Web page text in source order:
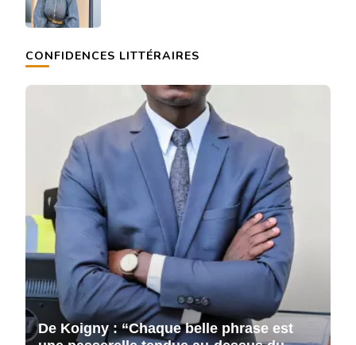
CONFIDENCES LITTÉRAIRES
De Koigny : “Chaque belle phrase est